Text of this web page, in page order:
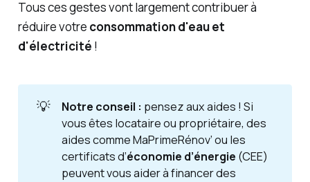
Tous ces gestes vont largement contribuer à
réduire votre consommation d'eau et
d'électricité !
💡 Notre conseil : pensez aux aides ! Si
vous êtes locataire ou propriétaire, des
aides comme MaPrimeRénov’ ou les
certificats d’économie d’énergie (CEE)
peuvent vous aider à financer des